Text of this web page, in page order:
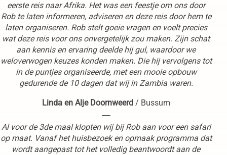
eerste reis naar Afrika. Het was een feestje om ons door
Rob te laten informeren, adviseren en deze reis door hem te
laten organiseren. Rob stelt goeie vragen en voelt precies
wat deze reis voor ons onvergetelijk zou maken. Zijn schat
aan kennis en ervaring deelde hij gul, waardoor we
weloverwogen keuzes konden maken. Die hij vervolgens tot
in de puntjes organiseerde, met een mooie opbouw
gedurende de 10 dagen dat wij in Zambia waren.
Linda en Alje Doornweerd / Bussum
----
Al voor de 3de maal klopten wij bij Rob aan voor een safari
op maat. Vanaf het huisbezoek en opmaak programma dat
wordt aangepast tot het volledig beantwoordt aan de